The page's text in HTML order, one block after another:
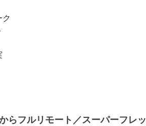
ク
らフルリモート／スーパーフレ